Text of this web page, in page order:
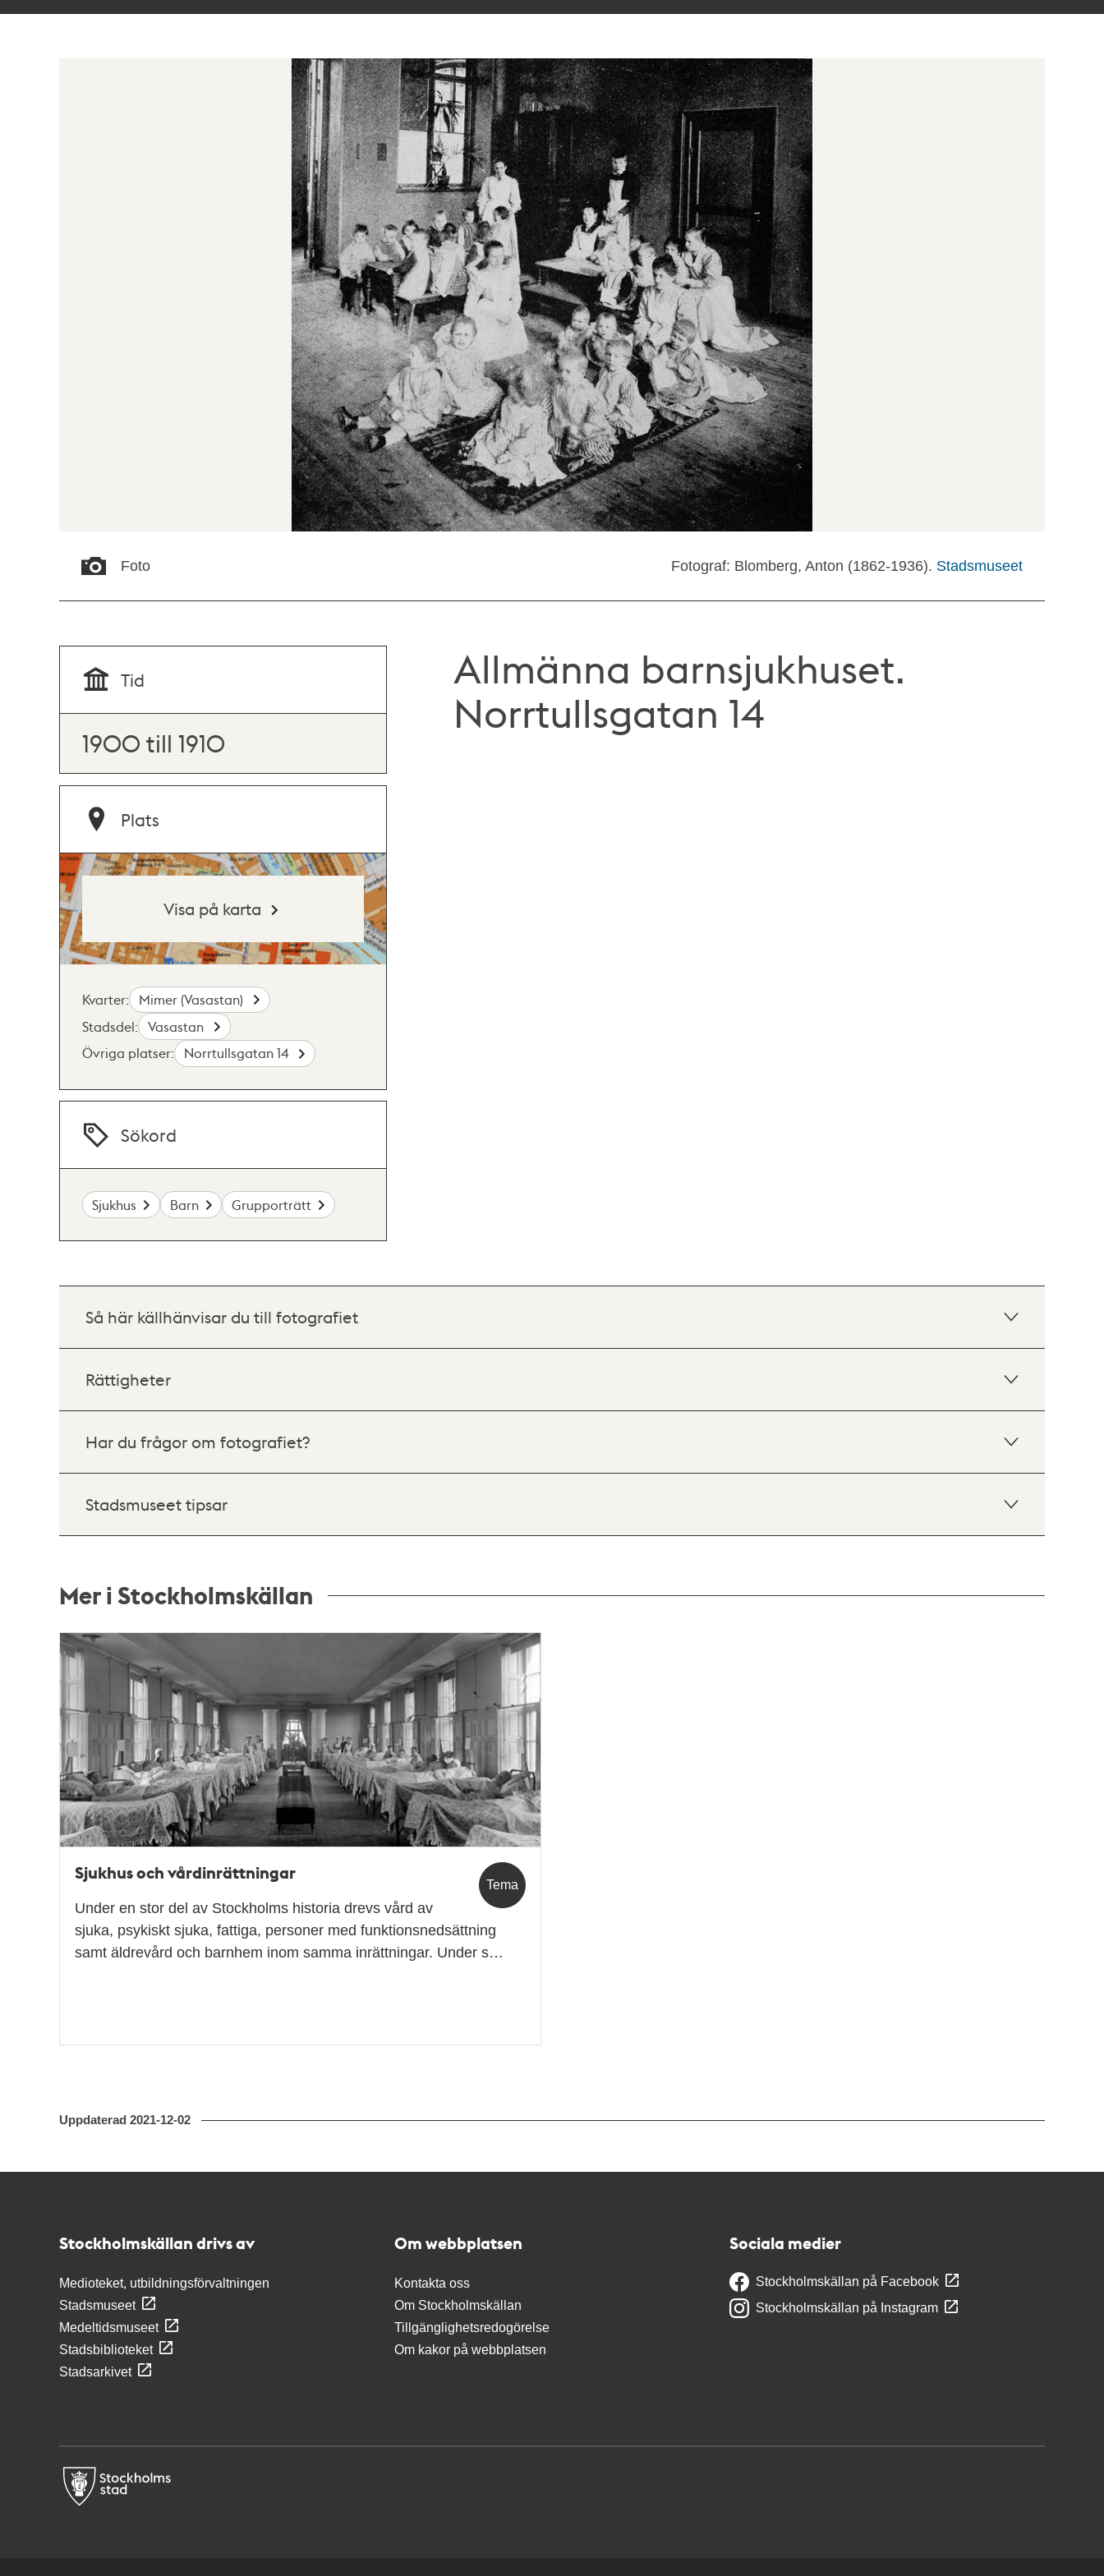
Foto Fotograf: Blomberg, Anton (1862-1936). Stadsmuseet
Allmänna barnsjukhuset.
Norrtullsgatan 14
Tid
1900 till 1910
Plats
Visa på karta
Kvarter:
Mimer (Vasastan)
Stadsdel:
Vasastan
Övriga platser:
Norrtullsgatan 14
Sökord
Sjukhus Barn Grupporträtt
Så här källhänvisar du till fotografiet
Rättigheter
Har du frågor om fotografiet?
Stadsmuseet tipsar
Mer i Stockholmskällan
Relaterade
poster
och
teman
Tema
Sjukhus och vårdinrättningar
Under en stor del av Stockholms historia drevs vård av
sjuka, psykiskt sjuka, fattiga, personer med funktionsnedsättning
samt äldrevård och barnhem inom samma inrättningar. Under s…
Uppdaterad 2021-12-02
Stockholmskällan drivs av
Medioteket, utbildningsförvaltningen
Stadsmuseet
Medeltidsmuseet
Stadsbiblioteket
Stadsarkivet
Om webbplatsen
Kontakta oss
Om Stockholmskällan
Tillgänglighetsredogörelse
Om kakor på webbplatsen
Sociala medier
Stockholmskällan på Facebook
Stockholmskällan på Instagram